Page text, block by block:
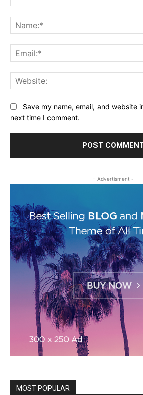
Save my name, email, and website
next time I comment.
- Advertisment -
MOST POPULAR